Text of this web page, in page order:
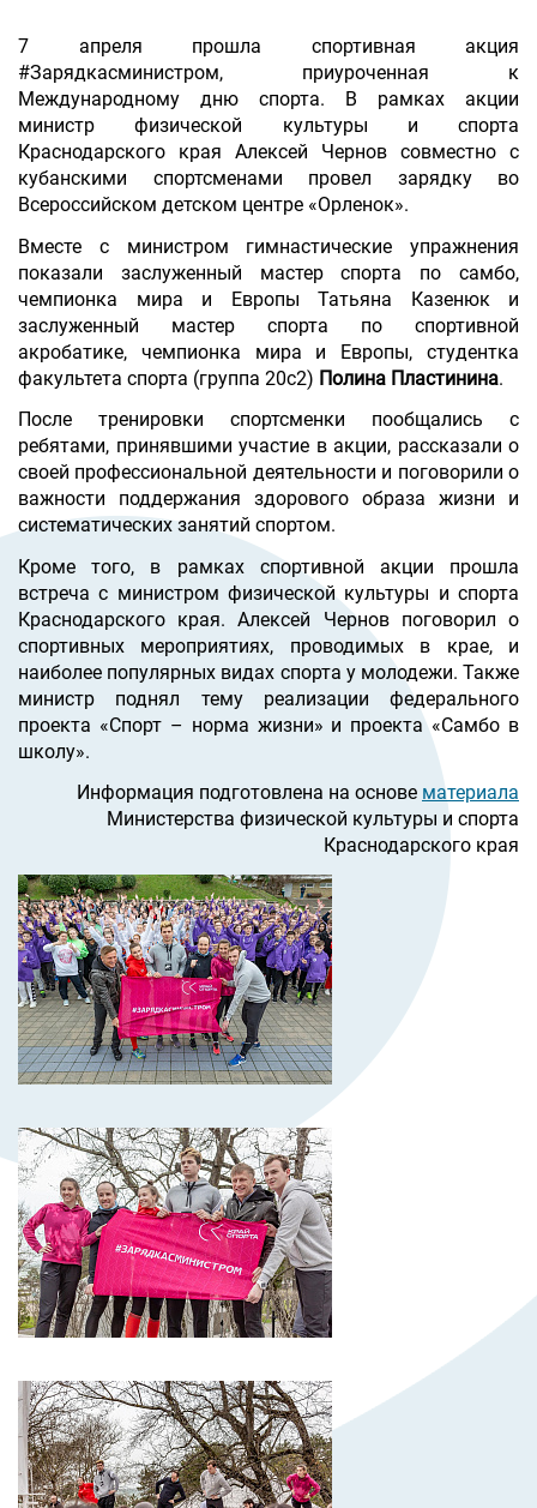
7 апреля прошла спортивная акция
#Зарядкасминистром, приуроченная к
Международному дню спорта. В рамках акции
министр физической культуры и спорта
Краснодарского края Алексей Чернов совместно с
кубанскими спортсменами провел зарядку во
Всероссийском детском центре «Орленок».
Вместе с министром гимнастические упражнения
показали заслуженный мастер спорта по самбо,
чемпионка мира и Европы Татьяна Казенюк и
заслуженный мастер спорта по спортивной
акробатике, чемпионка мира и Европы, студентка
факультета спорта (группа 20с2) Полина Пластинина.
После тренировки спортсменки пообщались с
ребятами, принявшими участие в акции, рассказали о
своей профессиональной деятельности и поговорили о
важности поддержания здорового образа жизни и
систематических занятий спортом.
Кроме того, в рамках спортивной акции прошла
встреча с министром физической культуры и спорта
Краснодарского края. Алексей Чернов поговорил о
спортивных мероприятиях, проводимых в крае, и
наиболее популярных видах спорта у молодежи. Также
министр поднял тему реализации федерального
проекта «Спорт – норма жизни» и проекта «Самбо в
школу».
Информация подготовлена на основе материала
Министерства физической культуры и спорта
Краснодарского края